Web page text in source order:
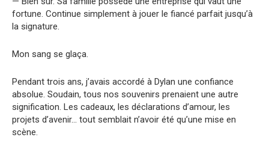
fortune. Continue simplement à jouer le fiancé parfait jusqu’à
la signature.
Mon sang se glaça.
Pendant trois ans, j’avais accordé à Dylan une confiance
absolue. Soudain, tous nos souvenirs prenaient une autre
signification. Les cadeaux, les déclarations d’amour, les
projets d’avenir… tout semblait n’avoir été qu’une mise en
scène.